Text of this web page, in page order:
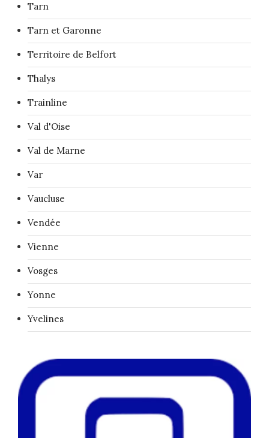
Tarn
Tarn et Garonne
Territoire de Belfort
Thalys
Trainline
Val d'Oise
Val de Marne
Var
Vaucluse
Vendée
Vienne
Vosges
Yonne
Yvelines